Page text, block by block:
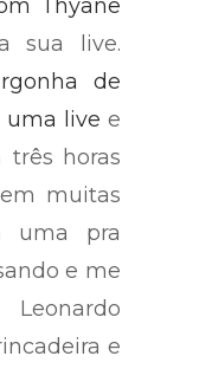
Thyane
sua live.
de
uma live e
horas
muitas
uma pra
e me
e